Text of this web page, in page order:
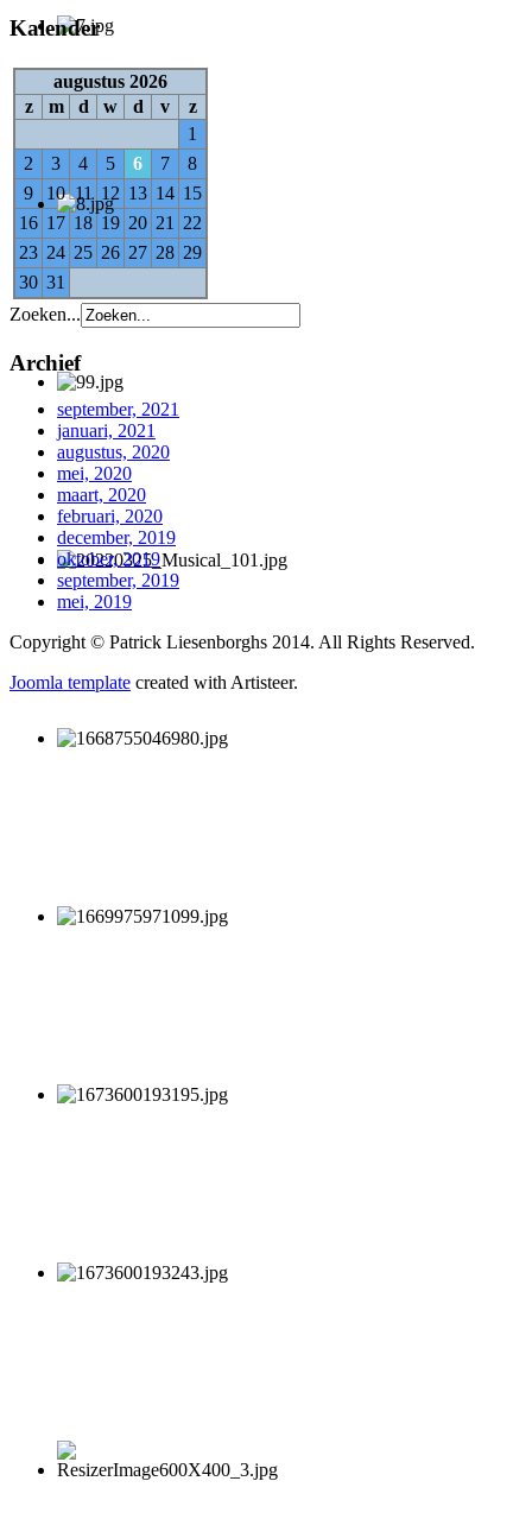
Kalender
augustus 2026
z
m d w d v
z
1
2
3 4 5 6 7
8
9
10 11 12 13 14 15
16 17 18 19 20 21
22
23 24 25 26 27 28 29
30 31
Zoeken...
Archief
september, 2021
januari, 2021
augustus, 2020
mei, 2020
maart, 2020
februari, 2020
december, 2019
oktober, 2019
september, 2019
mei, 2019
Copyright © Patrick Liesenborghs 2014. All Rights Reserved.
Joomla template created with Artisteer.